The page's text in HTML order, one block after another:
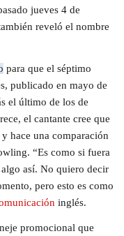
jueves 4 de
reveló el nombre
para que el séptimo
publicado en mayo de
el último de los de
el cantante cree que
hace una comparación
“Es como si fuera
así. No quiero decir
pero esto es como
inglés.
promocional que